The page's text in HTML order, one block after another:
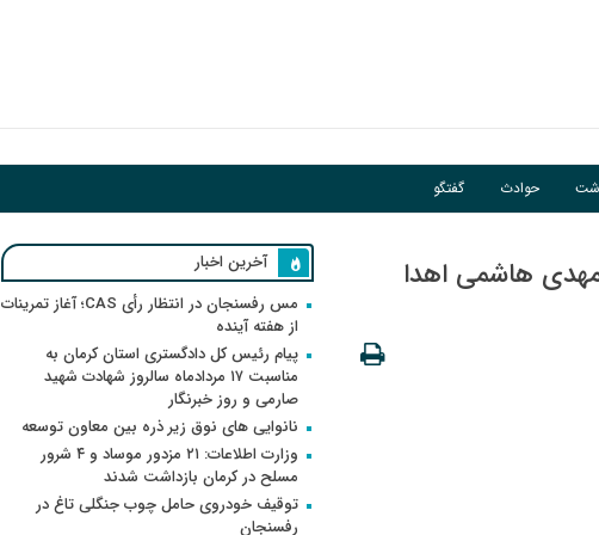
حوادث گفتگو
کتاب درباره فتنه ۸۸ به مهدی هاشمی اهدا
آخرین اخبار
مس رفسنجان در انتظار رأی CAS؛ آغاز تمرینات
از هفته آینده
پیام رئیس کل دادگستری استان کرمان به
مناسبت ۱۷ مردادماه سالروز شهادت شهید
صارمی و روز خبرنگار
نانوایی های نوق زیر ذره بین معاون توسعه
وزارت اطلاعات: ۲۱ مزدور موساد و ۴ شرور
مسلح در کرمان بازداشت شدند
توقیف خودروی حامل چوب جنگلی تاغ در
رفسنجان